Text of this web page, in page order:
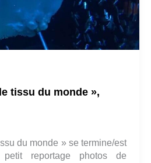
tissu du monde »,
du monde » se termine/est
reportage photos de